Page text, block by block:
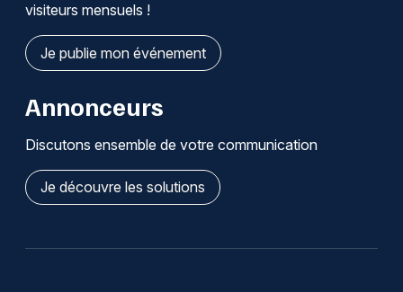
visiteurs mensuels !
Je publie mon événement
Annonceurs
Discutons ensemble de votre communication
Je découvre les solutions